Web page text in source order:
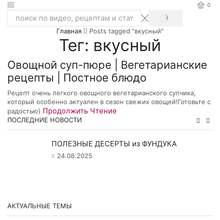
0
Search
SEARCH
Главная Posts tagged "вкусный"
Тег: вкусный
Овощной суп-пюре | Вегетарианские
рецепты | Постное блюдо
Рецепт очень легкого овощного вегетарианского супчика,
который особенно актуален в сезон свежих овощей!Готовьте с
радостью) Продолжить Чтение
ПОСЛЕДНИЕ НОВОСТИ
ПОЛЕЗНЫЕ ДЕСЕРТЫ из ФУНДУКА
24.08.2025
АКТУАЛЬНЫЕ ТЕМЫ